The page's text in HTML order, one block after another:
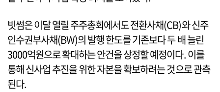
빗썸은 이달 열릴 주주총회에서도 전환사채(CB)와 신주
인수권부사채(BW)의 발행 한도를 기존보다 두 배 늘린
3000억원으로 확대하는 안건을 상정할 예정이다. 이를
통해 신사업 추진을 위한 자본을 확보하려는 것으로 관측
된다.